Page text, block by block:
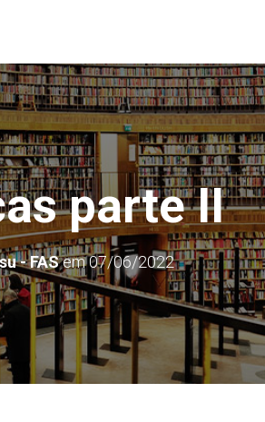
parte II
- FASem07/06/2022